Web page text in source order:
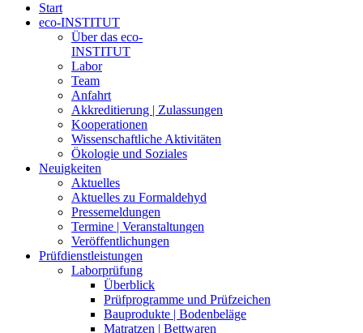
Start
eco-INSTITUT
Über das eco-
INSTITUT
Labor
Team
Anfahrt
Akkreditierung | Zulassungen
Kooperationen
Wissenschaftliche Aktivitäten
Ökologie und Soziales
Neuigkeiten
Aktuelles
Aktuelles zu Formaldehyd
Pressemeldungen
Termine | Veranstaltungen
Veröffentlichungen
Prüfdienstleistungen
Laborprüfung
Überblick
Prüfprogramme und Prüfzeichen
Bauprodukte | Bodenbeläge
Matratzen | Bettwaren